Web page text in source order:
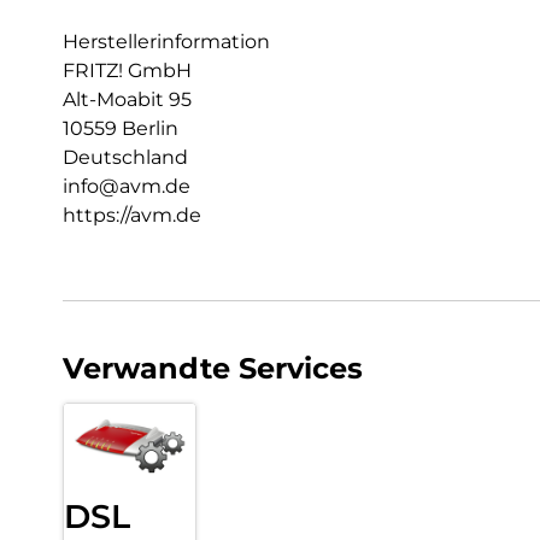
Herstellerinformation
FRITZ! GmbH
Alt-Moabit 95
10559 Berlin
Deutschland
info@avm.de
https://avm.de
Verwandte Services
DSL